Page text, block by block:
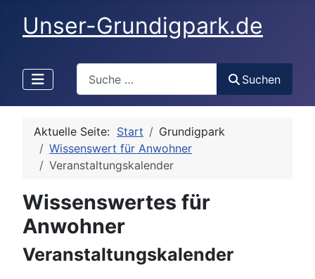
Unser-Grundigpark.de
Suchen
Aktuelle Seite: Start
Grundigpark
Wissenswert für Anwohner
Veranstaltungskalender
Wissenswertes für
Anwohner
Veranstaltungskalender